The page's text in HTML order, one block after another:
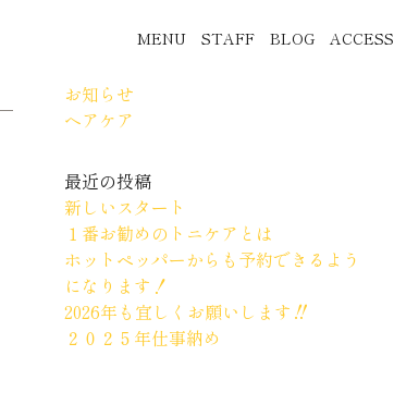
MENU STAFF BLOG ACCESS
お知らせ
ヘアケア
最近の投稿
新しいスタート
１番お勧めのトニケアとは
ホットペッパーからも予約できるよう
になります！
2026年も宜しくお願いします‼
２０２５年仕事納め